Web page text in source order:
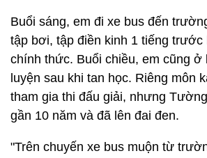
Buổi sáng, em đi xe bus đến
tập bơi, tập điền kinh 1 tiếng trước
chính thức. Buổi chiều, em cũng
luyện sau khi tan học. Riêng môn
tham gia thi đấu giải, nhưng
gần 10 năm và đã lên đai đen.
"Trên chuyến xe bus muộn từ